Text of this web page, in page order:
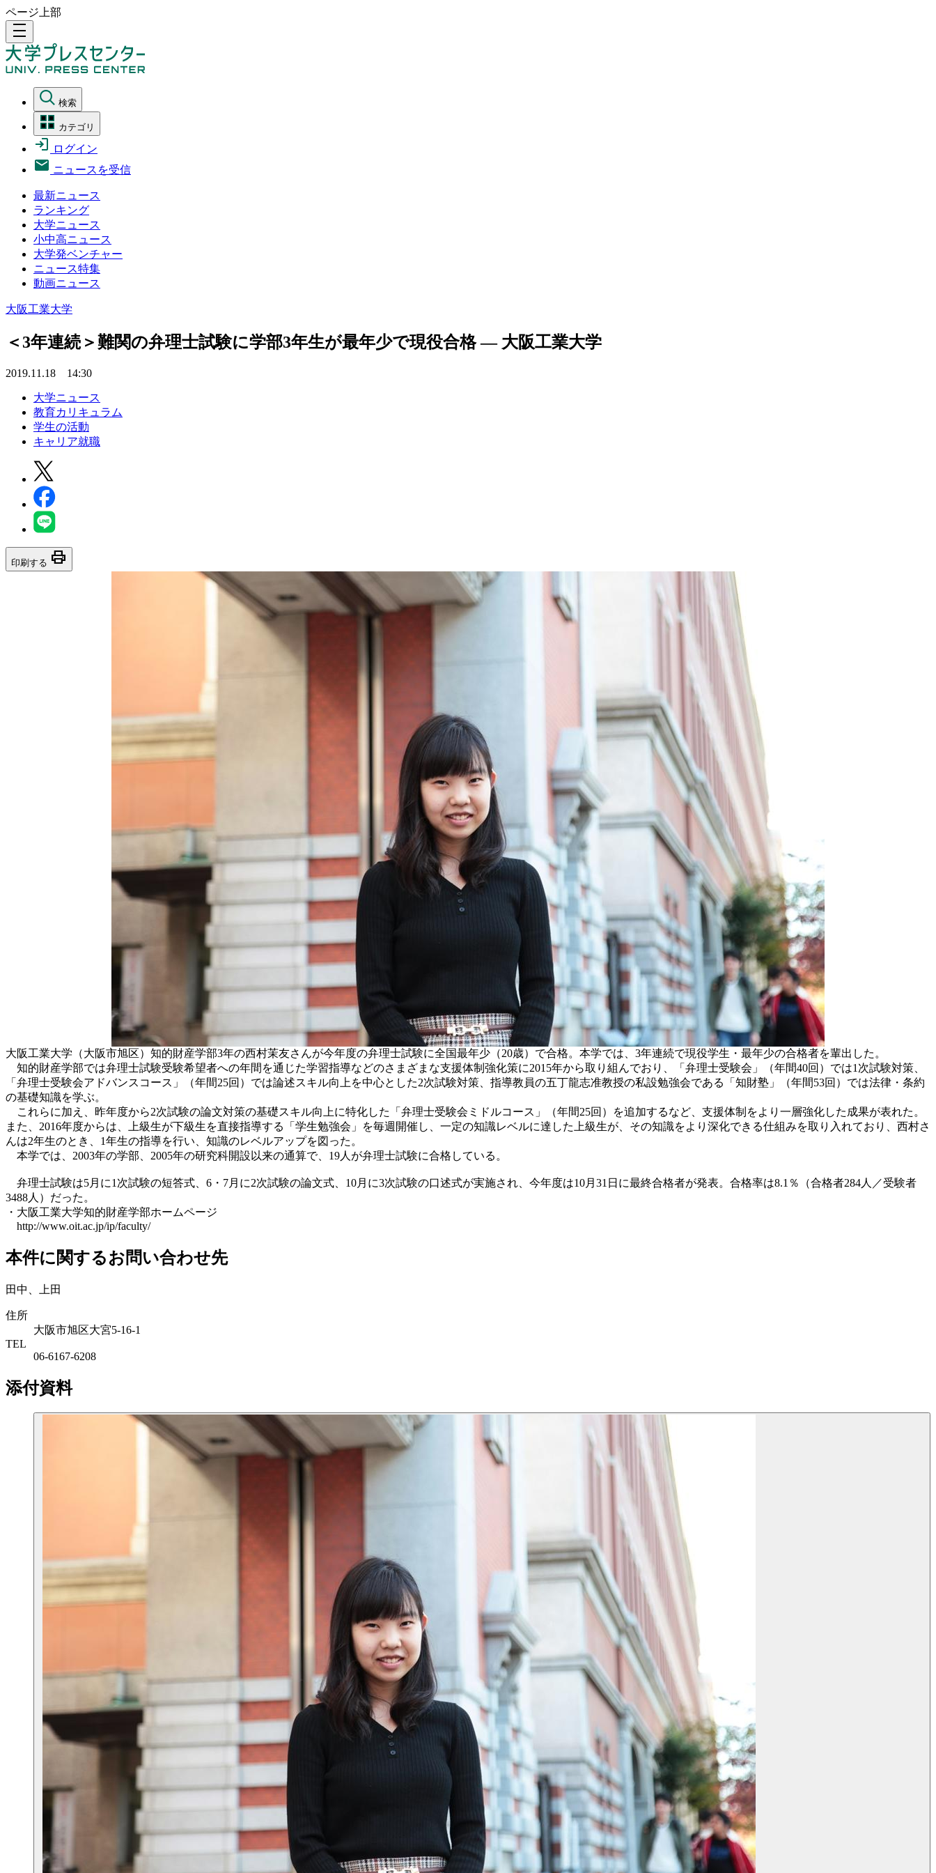
ページ上部
density_medium
検索
カテゴリ
ログイン
ニュースを受信
最新ニュース
ランキング
大学ニュース
小中高ニュース
大学発ベンチャー
ニュース特集
動画ニュース
大阪工業大学
＜3年連続＞難関の弁理士試験に学部3年生が最年少で現役合格 — 大阪工業大学
2019.11.18 14:30
大学ニュース
教育カリキュラム
学生の活動
キャリア就職
印刷する print
大阪工業大学（大阪市旭区）知的財産学部3年の西村茉友さんが今年度の弁理士試験に全国最年少（20歳）で合格。本学では、3年連続で現役学生・最年少の合格者を輩出した。
知的財産学部では弁理士試験受験希望者への年間を通じた学習指導などのさまざまな支援体制強化策に2015年から取り組んでおり、「弁理士受験会」（年間40回）では1次試験対策、
「弁理士受験会アドバンスコース」（年間25回）では論述スキル向上を中心とした2次試験対策、指導教員の五丁龍志准教授の私設勉強会である「知財塾」（年間53回）では法律・条約
の基礎知識を学ぶ。
これらに加え、昨年度から2次試験の論文対策の基礎スキル向上に特化した「弁理士受験会ミドルコース」（年間25回）を追加するなど、支援体制をより一層強化した成果が表れた。
また、2016年度からは、上級生が下級生を直接指導する「学生勉強会」を毎週開催し、一定の知識レベルに達した上級生が、その知識をより深化できる仕組みを取り入れており、西村さ
んは2年生のとき、1年生の指導を行い、知識のレベルアップを図った。
本学では、2003年の学部、2005年の研究科開設以来の通算で、19人が弁理士試験に合格している。
弁理士試験は5月に1次試験の短答式、6・7月に2次試験の論文式、10月に3次試験の口述式が実施され、今年度は10月31日に最終合格者が発表。合格率は8.1％（合格者284人／受験者
3488人）だった。
・大阪工業大学知的財産学部ホームページ
http://www.oit.ac.jp/ip/faculty/
本件に関するお問い合わせ先
田中、上田
住所
大阪市旭区大宮5-16-1
TEL
06-6167-6208
添付資料